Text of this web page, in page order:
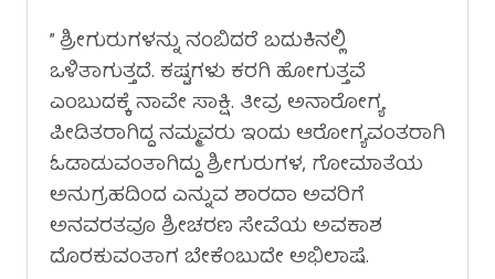
” ಶ್ರೀಗುರುಗಳನ್ನು ನಂಬಿದರೆ ಬದುಕಿನಲ್ಲಿ
ಒಳಿತಾಗುತ್ತದೆ. ಕಷ್ಟಗಳು ಕರಗಿ ಹೋಗುತ್ತವೆ
ಎಂಬುದಕ್ಕೆ ನಾವೇ ಸಾಕ್ಷಿ. ತೀವ್ರ ಅನಾರೋಗ್ಯ
ಪೀಡಿತರಾಗಿದ್ದ ನಮ್ಮವರು ಇಂದು ಆರೋಗ್ಯವಂತರಾಗಿ
ಓಡಾಡುವಂತಾಗಿದ್ದು ಶ್ರೀಗುರುಗಳ, ಗೋಮಾತೆಯ
ಅನುಗ್ರಹದಿಂದ ಎನ್ನುವ ಶಾರದಾ ಅವರಿಗೆ
ಅನವರತವೂ ಶ್ರೀಚರಣ ಸೇವೆಯ ಅವಕಾಶ
ದೊರಕುವಂತಾಗ ಬೇಕೆಂಬುದೇ ಅಭಿಲಾಷೆ.